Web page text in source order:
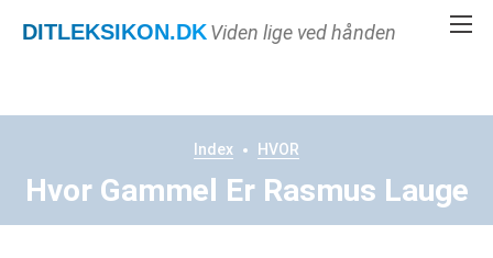
DITLEKSIKON.DKViden lige ved hånden
Index HVOR
Hvor Gammel Er Rasmus Lauge